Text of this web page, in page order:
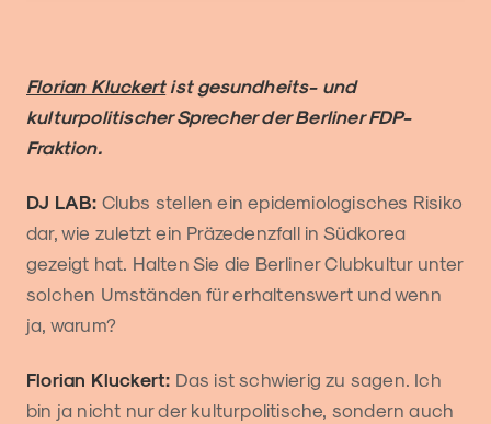
Florian Kluckertist gesundheits- und
kulturpolitischer Sprecher der Berliner FDP-
Fraktion.
DJ LAB: Clubs stellen ein epidemiologisches Risiko
dar, wie zuletzt ein Präzedenzfall in Südkorea
gezeigt hat. Halten Sie die Berliner Clubkultur unter
solchen Umständen für erhaltenswert und wenn
ja, warum?
Florian Kluckert: Das ist schwierig zu sagen. Ich
bin ja nicht nur der kulturpolitische, sondern auch